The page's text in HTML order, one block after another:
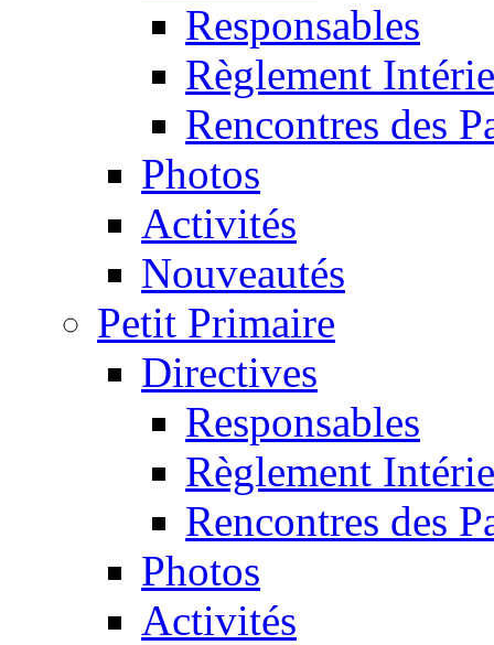
Responsables
Règlement
Rencontres des
Photos
Activités
Nouveautés
Petit Primaire
Directives
Responsables
Règlement
Rencontres des
Photos
Activités